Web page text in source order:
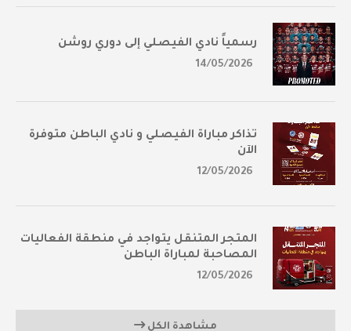
رسمياً نادي الفيصلي إلى دوري روشن
14/05/2026
تذاكر مباراة الفيصلي و نادي الباطن متوفرة
الآن
12/05/2026
المتجر المتنقل يتواجد في منطقة الفعاليات
المصاحبة لمباراة الباطن
12/05/2026
مشاهدة الكل